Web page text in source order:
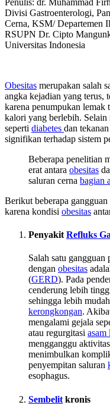
Divisi Gastroenterologi,
Cerna, KSM/ Departemen
RSUPN Dr. Cipto
Universitas Indonesia
Obesitas merupakan salah
angka kejadian yang terus,
karena penumpukan lemak
kalori yang berlebih.
seperti diabetes dan
signifikan terhadap sistem
Beberapa penelitian
erat antara obesitas
saluran cerna bagian
Berikut beberapa
karena kondisi obesitas
Penyakit Refluks
Salah satu
dengan obesitas
(GERD). Pada
cenderung lebih
sehingga lebih
kerongkongan.
mengalami gejala
atau regurgitasi asam
mengganggu
menimbulkan
penyempitan saluran
esophagus.
Sembelit kronis